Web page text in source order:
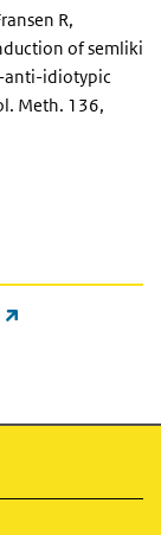
R,
of semliki
anti-idiotypic
Meth. 136,